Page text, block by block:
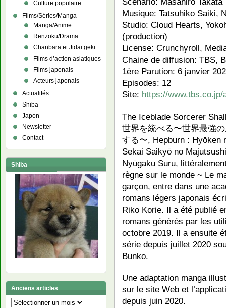
Musique: Tatsuhiko Saiki,
Studio: Cloud Hearts,
(production)
License: Crunchyroll,
Chaine de diffusion: TBS,
1ère Parution: 6 janvier
Episodes: 12
Site: https://www.tbs.co.jp/
The Iceblade Sorcerer
世界を統べる〜世界最強
する〜, Hepburn : Hyōken
Sekai Saikyō no
Nyūgaku Suru,
règne sur le monde ~ Le
garçon, entre dans une
romans légers japonais
Riko Korie. Il a été publié
romans générés par les
octobre 2019. Il a ensuite
série depuis juillet 2020
Bunko.
Une adaptation manga
sur le site Web et
depuis juin 2020.
Culture populaire
Films/Séries/Manga
Manga/Anime
Renzoku/Drama
Chanbara et Jidai geki
Films d’action asiatiques
Films japonais
Acteurs japonais
Actualités
Shiba
Japon
Newsletter
Contact
Shiba
Anciens articles
Anciens